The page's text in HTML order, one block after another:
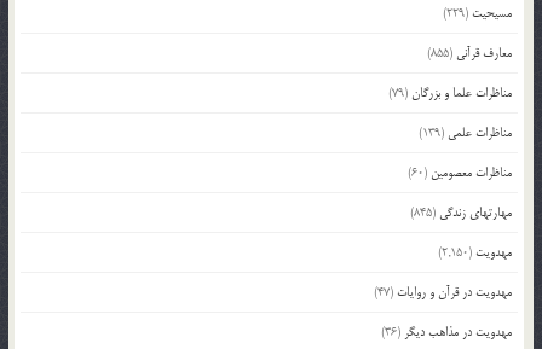
مسیحیت (229)
معارف قرآنی (855)
مناظرات علما و بزرگان(79)
مناظرات علمی (139)
مناظرات معصومین (60)
مهارتهای زندگی (845)
مهدویت (2,150)
مهدویت در قرآن و روایات (47)
مهدویت در مذاهب دیگر (36)